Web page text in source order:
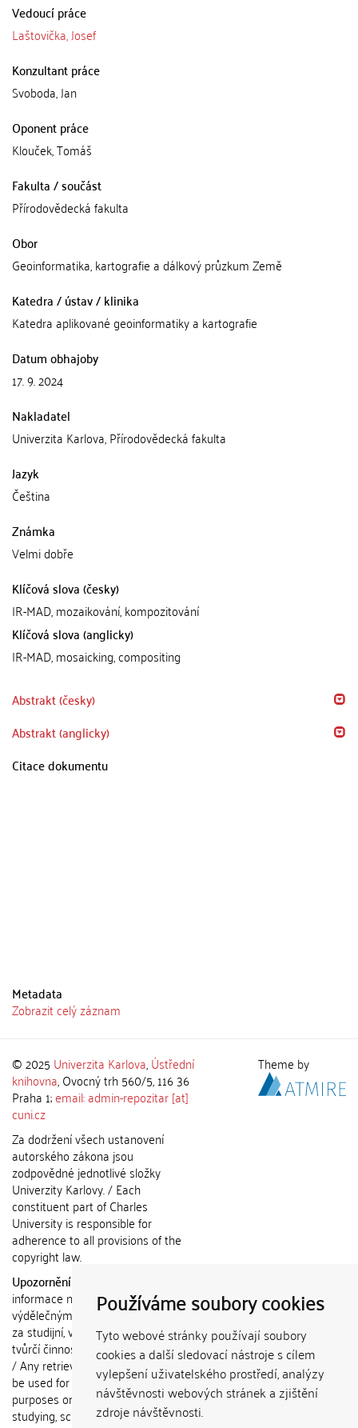
Používáme soubory cookies
Tyto webové stránky používají soubory
cookies a další sledovací nástroje s cílem
vylepšení uživatelského prostředí, analýzy
návštěvnosti webových stránek a zjištění
zdroje návštěvnosti.
Vedoucí práce
Laštovička, Josef
Konzultant práce
Svoboda, Jan
Oponent práce
Klouček, Tomáš
Fakulta / součást
Přírodovědecká fakulta
Obor
Geoinformatika, kartografie a dálkový průzkum Země
Katedra / ústav / klinika
Katedra aplikované geoinformatiky a kartografie
Datum obhajoby
17. 9. 2024
Nakladatel
Univerzita Karlova, Přírodovědecká fakulta
Jazyk
Čeština
Známka
Velmi dobře
Klíčová slova (česky)
IR-MAD, mozaikování, kompozitování
Klíčová slova (anglicky)
IR-MAD, mosaicking, compositing
Abstrakt (česky)
Abstrakt (anglicky)
Citace dokumentu
Metadata
Zobrazit celý záznam
© 2025 Univerzita Karlova,Ústřední
knihovna, Ovocný trh 560/5, 116 36
Praha 1;email: admin-repozitar [at]
cuni.cz
Za dodržení všech ustanovení
autorského zákona jsou
zodpovědné jednotlivé složky
Univerzity Karlovy. / Each
constituent part of Charles
University is responsible for
adherence to all provisions of the
copyright law.
Upozornění / Notice:
informace nemohou být použity k
výdělečným účelům nebo vydávány
za studijní, vědeckou nebo jinou
tvůrčí činnost jiné osoby než autora.
/ Any retrieved information shall not
be used for any commercial
purposes or claimed as results of
studying, scientific or any other
Theme by